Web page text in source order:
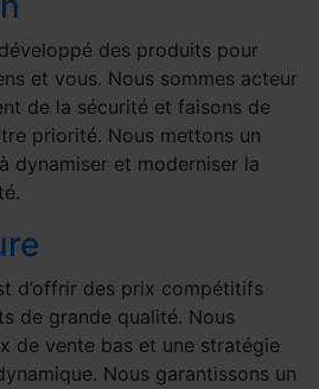
des produits pour
et vous. Nous sommes acteur
de la sécurité et faisons de
priorité. Nous mettons un
dynamiser et moderniser la
d’offrir des prix compétitifs
de grande qualité. Nous
de vente bas et une stratégie
Nous garantissons un